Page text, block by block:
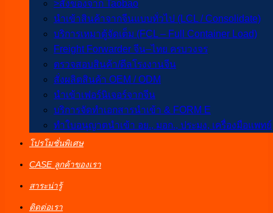
>สั่งของจาก Taobao
นำเข้าสินค้าจากจีนแบบทั่วไป (LCL / Consolidate)
บริการเหมาตู้จัดเต็ม (FCL – Full Container Load)
Freight Forwarder จีน–ไทย ครบวงจร
ตรวจสอบสินค้า/ดีลโรงงานจีน
สั่งผลิตสินค้า OEM / ODM
นำเข้าเฟอร์นิเจอร์จากจีน
บริการจัดทำเอกสารนำเข้า & FORM E
ทำใบอนุญาตนำเข้า อย., มอก., ประมง, เครื่องมือแพทย์
โปรโมชั่นพิเศษ
CASE ลูกค้าของเรา
สาระน่ารู้
ติดต่อเรา